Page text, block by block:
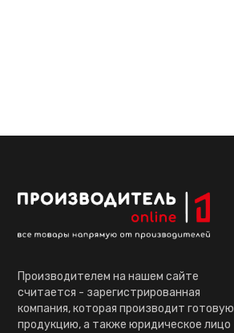
Производителем на нашем сайте
считается - зарегистрированная
компания, которая производит готовую
продукцию, а также юридическое лицо